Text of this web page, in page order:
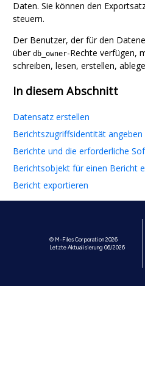
Daten. Sie können den
steuern.
Der Benutzer, der für den
über db_owner-Rechte verfügen,
schreiben, lesen, erstellen,
In diesem Abschnitt
Datensatz erstellen
Berichtszugriffsidentität angeben
Berichte und die erforderliche
Berichtsobjekt für einen Bericht
Bericht exportieren
© M-Files Corporation 2026
Letzte Aktualisierung 06/2026